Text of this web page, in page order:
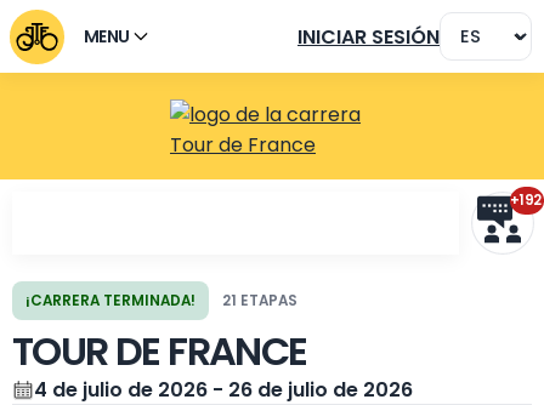
MENU INICIAR SESIÓN
+192
¡CARRERA TERMINADA! 21 ETAPAS
TOUR DE FRANCE
4 de julio de 2026 - 26 de julio de 2026
Course précédente Course suivante